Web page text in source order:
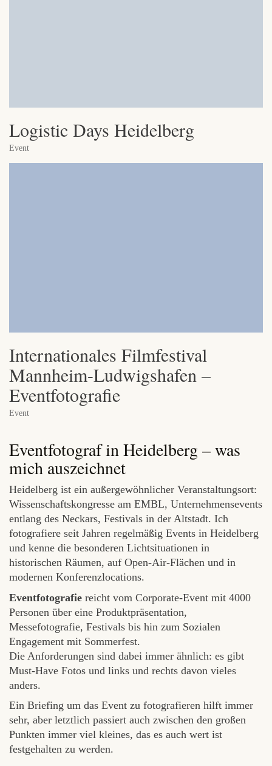
Logistic Days Heidelberg
Event
Internationales Filmfestival
Mannheim-Ludwigshafen –
Eventfotografie
Event
Eventfotograf in Heidelberg – was
mich auszeichnet
Heidelberg ist ein außergewöhnlicher Veranstaltungsort:
Wissenschaftskongresse am EMBL, Unternehmensevents
entlang des Neckars, Festivals in der Altstadt. Ich
fotografiere seit Jahren regelmäßig Events in Heidelberg
und kenne die besonderen Lichtsituationen in
historischen Räumen, auf Open-Air-Flächen und in
modernen Konferenzlocations.
Eventfotografie reicht vom Corporate-Event mit 4000
Personen über eine Produktpräsentation,
Messefotografie, Festivals bis hin zum Sozialen
Engagement mit Sommerfest.
Die Anforderungen sind dabei immer ähnlich: es gibt
Must-Have Fotos und links und rechts davon vieles
anders.
Ein Briefing um das Event zu fotografieren hilft immer
sehr, aber letztlich passiert auch zwischen den großen
Punkten immer viel kleines, das es auch wert ist
festgehalten zu werden.